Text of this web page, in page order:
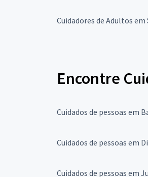
Cuidadores de Adultos em
Encontre
Cuidados de pessoas em
Cuidados de pessoas em
Cuidados de pessoas em